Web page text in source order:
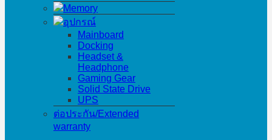
Memory
อุปกรณ์
Mainboard
Docking
Headset &
Headphone
Gaming Gear
Solid State Drive
UPS
ต่อประกัน/Extended
warranty